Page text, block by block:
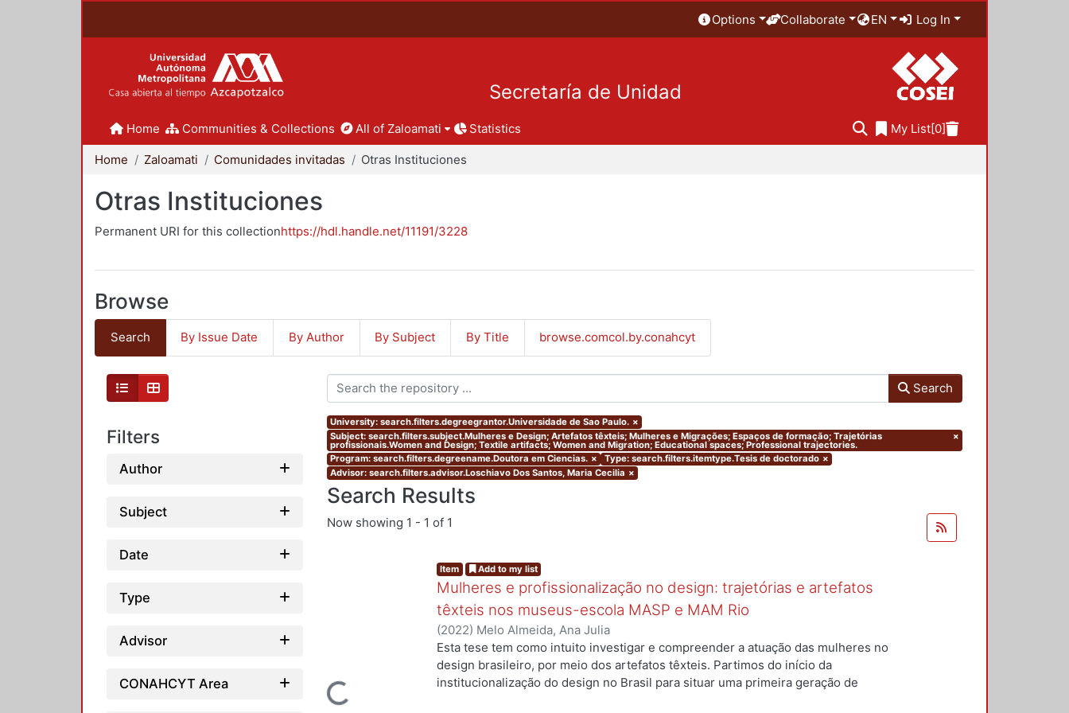
Options Collaborate EN Log In
Secretaría de Unidad
Home Communities & Collections All of Zaloamati Statistics My List[0]
Home Zaloamati Comunidades invitadas Otras Instituciones
Otras Instituciones
Permanent URI for this collectionhttps://hdl.handle.net/11191/3228
Browse
Search By Issue Date By Author By Subject By Title browse.comcol.by.conahcyt
Filters
Author
Subject
Date
Type
Advisor
CONAHCYT Area
Search
University: search.filters.degreegrantor.Universidade de Sao Paulo. ×
Subject: search.filters.subject.Mulheres e Design; Artefatos têxteis; Mulheres e Migrações; Espaços de formação; Trajetórias
profissionais.Women and Design; Textile artifacts; Women and Migration; Educational spaces; Professional trajectories.
×
Program: search.filters.degreename.Doutora em Ciencias. × Type: search.filters.itemtype.Tesis de doctorado ×
Advisor: search.filters.advisor.Loschiavo Dos Santos, Maria Cecilia ×
Search Results
Now showing 1 - 1 of 1
Item Add to my list
Mulheres e profissionalização no design: trajetórias e artefatos
têxteis nos museus-escola MASP e MAM Rio
(2022) Melo Almeida, Ana Julia
Esta tese tem como intuito investigar e compreender a atuação das mulheres no
design brasileiro, por meio dos artefatos têxteis. Partimos do início da
institucionalização do design no Brasil para situar uma primeira geração de